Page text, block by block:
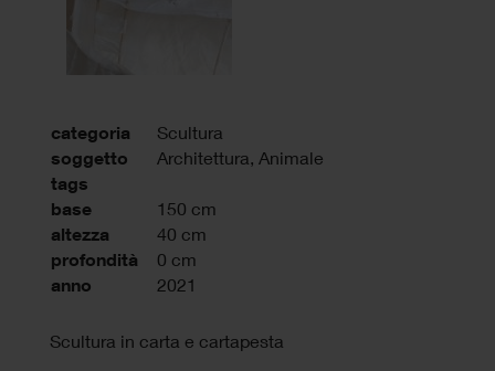
categoria Scultura
soggetto Architettura, Animale
tags
base
150 cm
altezza 40 cm
profondità 0 cm
anno 2021
Scultura in carta e cartapesta